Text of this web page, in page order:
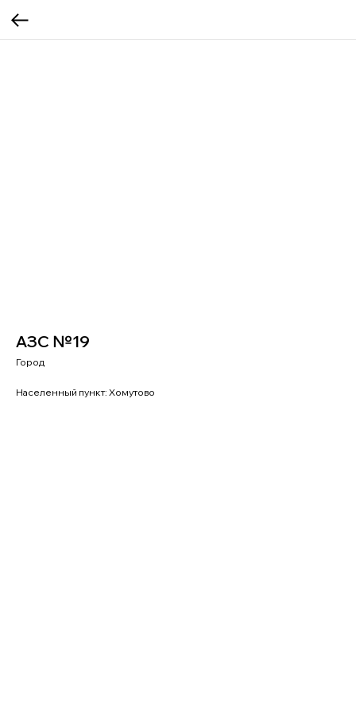
АЗС №19
Город
Населенный пункт: Хомутово